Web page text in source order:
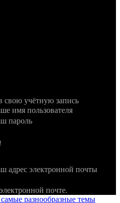
свою учётную запись
имя пользователя
пароль
адрес электронной почты
почте.
разнообразные темы